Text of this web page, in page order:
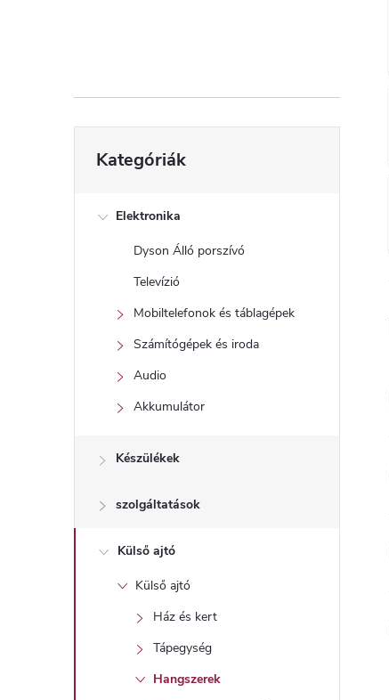
l
sátugrása
Kategóriák
Elektronika
Dyson Álló porszívó
Televízió
Mobiltelefonok és táblagépek
Számítógépek és iroda
Audio
Akkumulátor
Készülékek
szolgáltatások
Külső ajtó
Külső ajtó
Ház és kert
Tápegység
Hangszerek